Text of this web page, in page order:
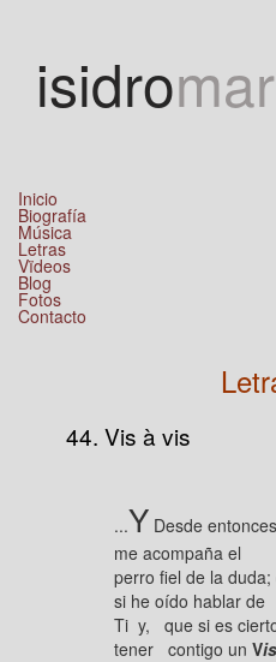
isidro
Inicio
Biografía
Música
Letras
Vïdeos
Blog
Fotos
Contacto
44. Vis à vis
...Y Desde
me acompaña el
perro fiel de la
si he oído hablar de
Ti y, que si es
tener contigo un V